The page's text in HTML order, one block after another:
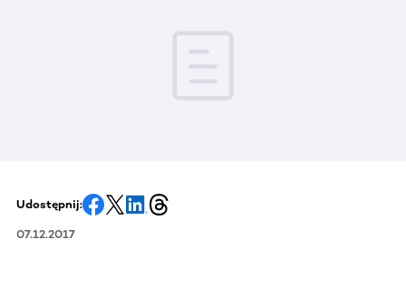
Udostępnij:
07.12.2017